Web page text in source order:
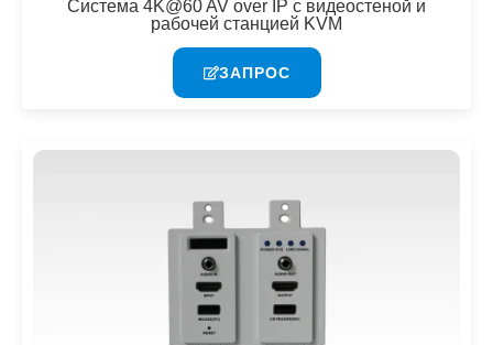
Система 4K@60 AV over IP с видеостеной и
рабочей станцией KVM
ЗАПРОС